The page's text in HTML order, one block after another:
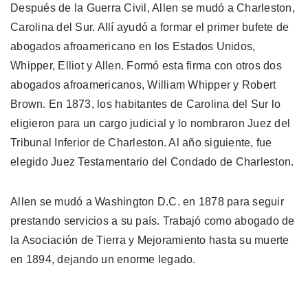
Después de la Guerra Civil, Allen se mudó a Charleston,
Carolina del Sur. Allí ayudó a formar el primer bufete de
abogados afroamericano en los Estados Unidos,
Whipper, Elliot y Allen. Formó esta firma con otros dos
abogados afroamericanos, William Whipper y Robert
Brown. En 1873, los habitantes de Carolina del Sur lo
eligieron para un cargo judicial y lo nombraron Juez del
Tribunal Inferior de Charleston. Al año siguiente, fue
elegido Juez Testamentario del Condado de Charleston.
Allen se mudó a Washington D.C. en 1878 para seguir
prestando servicios a su país. Trabajó como abogado de
la Asociación de Tierra y Mejoramiento hasta su muerte
en 1894, dejando un enorme legado.